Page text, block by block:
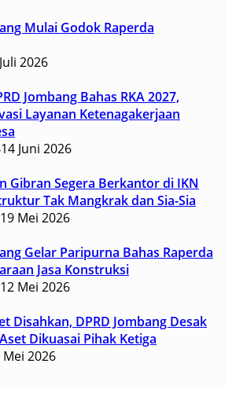
Mulai Godok Raperda
2026
Jombang Bahas RKA 2027,
Layanan Ketenagakerjaan
14 Juni 2026
Gibran Segera Berkantor di IKN
Tak Mangkrak dan Sia-Sia
19 Mei 2026
Gelar Paripurna Bahas Raperda
Jasa Konstruksi
12 Mei 2026
Disahkan, DPRD Jombang Desak
Dikuasai Pihak Ketiga
Mei 2026